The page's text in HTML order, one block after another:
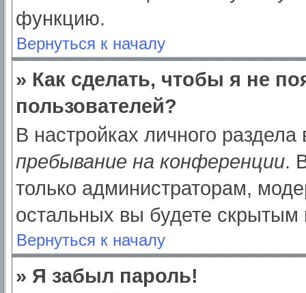
функцию.
Вернуться к началу
» Как сделать, чтобы я не
пользователей?
В настройках личного
пребывание на конференции.
только администраторам,
остальных вы будете скрытым
Вернуться к началу
» Я забыл пароль!